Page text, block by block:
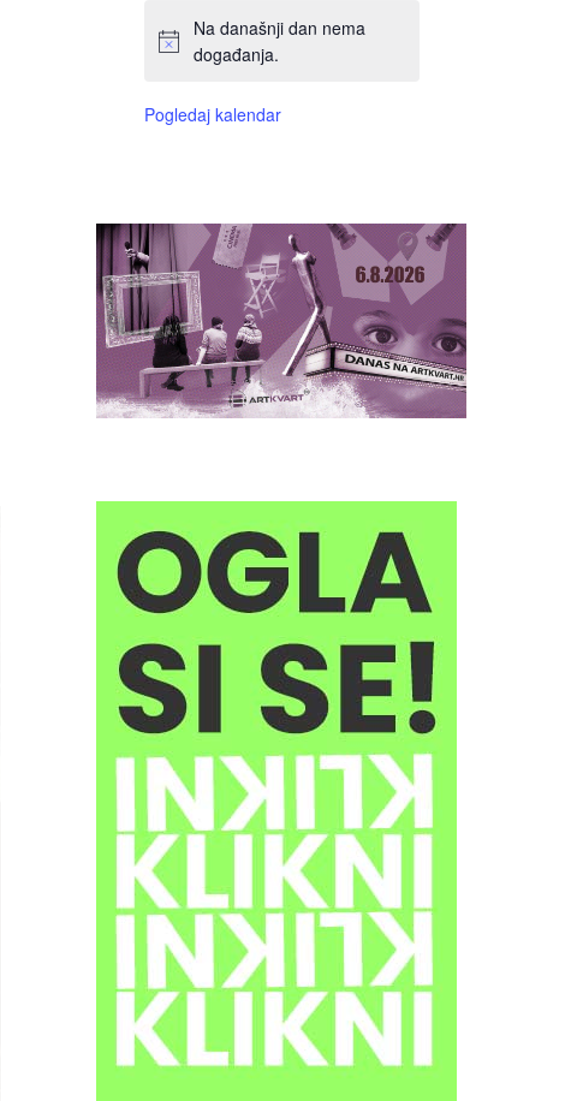
Na današnji dan nema
događanja.
Pogledaj kalendar